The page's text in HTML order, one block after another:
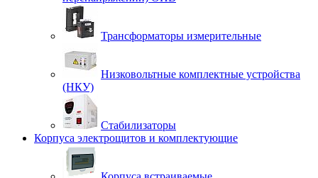
Трансформаторы измерительные
Низковольтные комплектные устройства
(НКУ)
Стабилизаторы
Корпуса электрощитов и комплектующие